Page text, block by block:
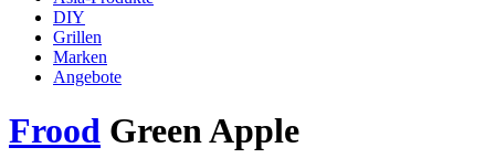
DIY
Grillen
Marken
Angebote
Frood Green Apple